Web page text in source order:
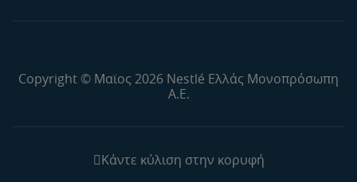
Copyright © Μαϊος 2026 Nestlé Ελλάς Μονοπρόσωπη
Α.Ε.
Κάντε κύλιση στην κορυφή